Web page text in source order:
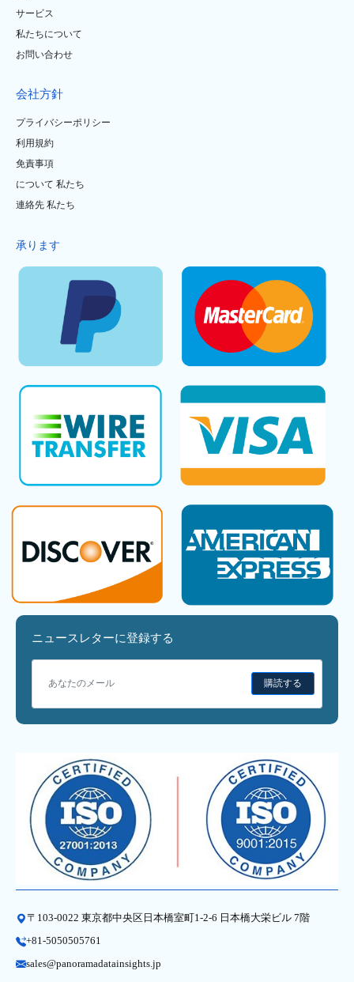
サービス
私たちについて
お問い合わせ
会社方針
プライバシーポリシー
利用規約
免責事項
について 私たち
連絡先 私たち
承ります
ニュースレターに登録する
購読する
〒103-0022 東京都中央区日本橋室町1-2-6 日本橋大栄ビル 7階
+81-5050505761
sales@panoramadatainsights.jp